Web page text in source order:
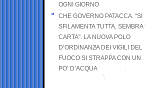
OGNI GIORNO
CHE GOVERNO PATACCA. “SI
SFILAMENTA TUTTA, SEMBRA
CARTA”. LA NUOVA POLO
D’ORDINANZA DEI VIGILI DEL
FUOCO SI STRAPPA CON UN
PO’ D’ACQUA